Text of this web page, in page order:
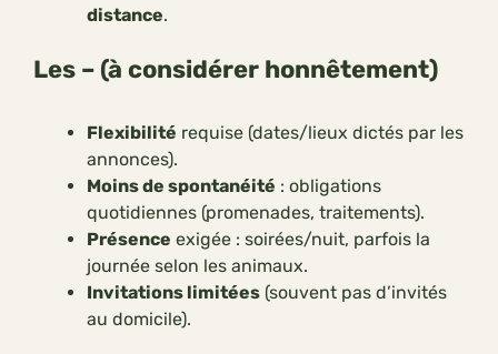
distance.
Les – (à considérer honnêtement)
Flexibilité requise (dates/lieux dictés par les
annonces).
Moins de spontanéité : obligations
quotidiennes (promenades, traitements).
Présence exigée : soirées/nuit, parfois la
journée selon les animaux.
Invitations limitées (souvent pas d’invités
au domicile).